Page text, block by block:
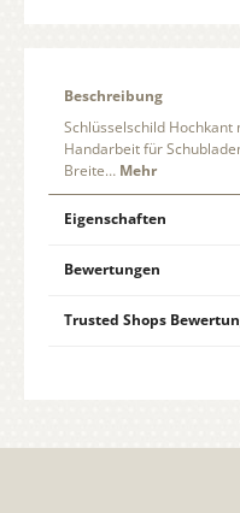
Beschreibung
Schlüsselschild Hochkant
Handarbeit für
Breite… Mehr
Eigenschaften
Bewertungen
Trusted Shops